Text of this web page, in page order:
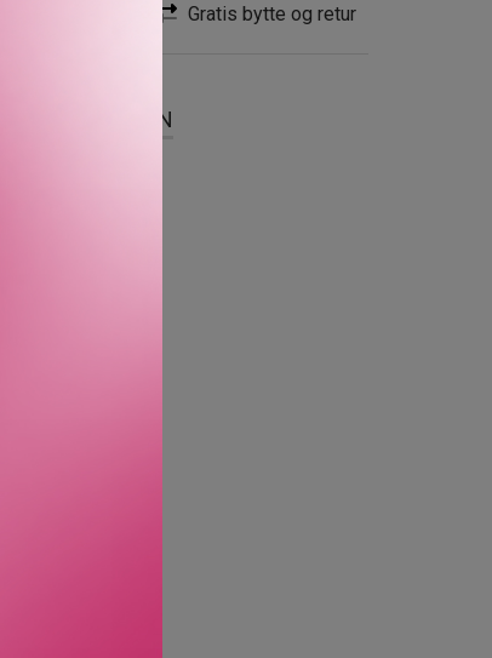
Gratis bytte og retur
OM MERKEVAREN
og uønskede
rester.